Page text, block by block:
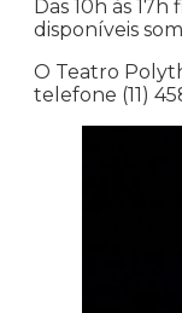
Das 10h às
disponíveis
O Teatro
telefone (11)